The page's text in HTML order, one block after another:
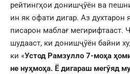
рейтингҳои донишҷӯён ва
ин як офати дигар. Аз духтарон
писарон маблағ
шудааст, ки донишҷӯён байни
ки «Устод Рамзулло 7-моҳа
не нуҳмоҳа. Ё дигараш мегӯяд